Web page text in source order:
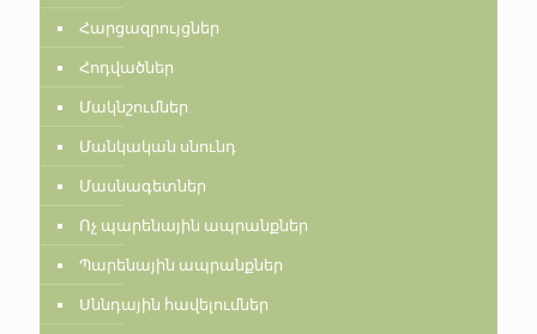
Հարցազրույցներ
Հոդվածներ
Մակնշումներ
Մանկական սնունդ
Մասնագետներ
Ոչ պարենային ապրանքներ
Պարենային ապրանքներ
Սննդային հավելումներ